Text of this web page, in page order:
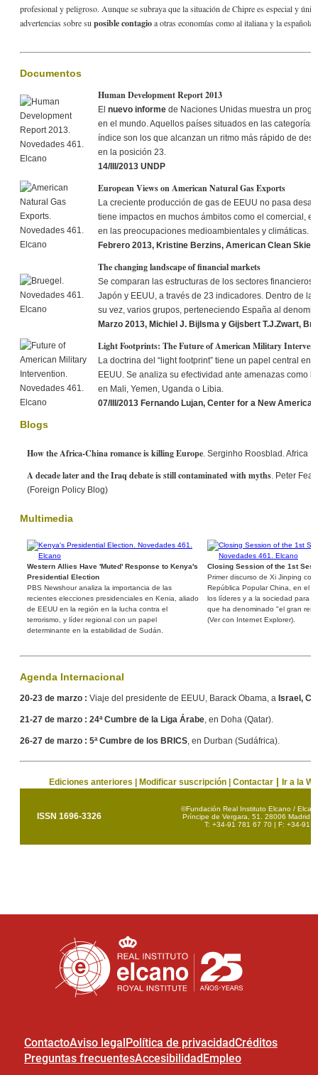
ContactoAviso legalPolítica de privacidadCréditos
Preguntas frecuentesAccesibilidadEmpleo